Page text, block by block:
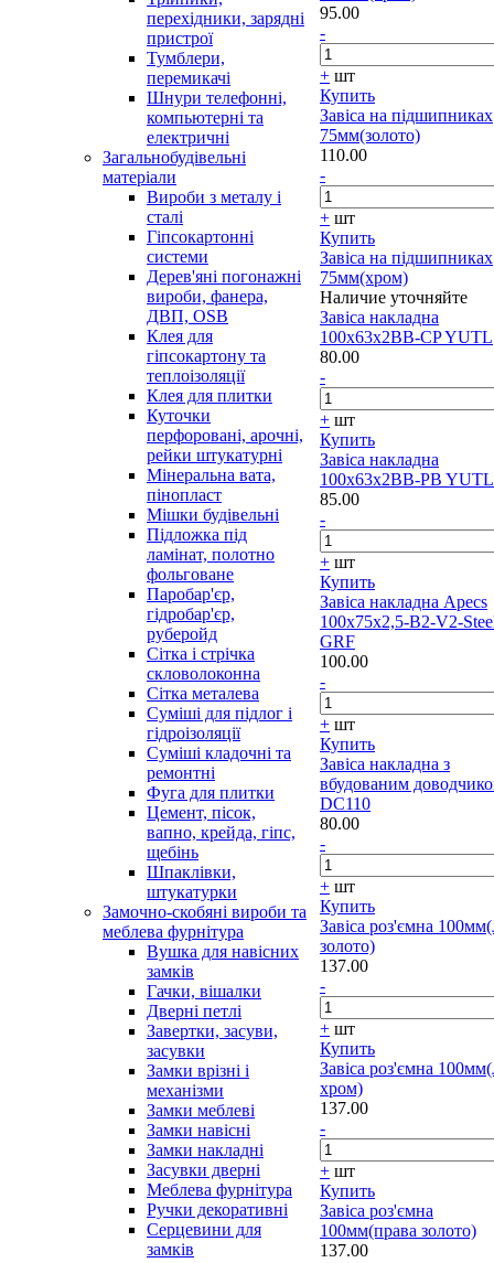
перехідники, зарядні
пристрої
Тумблери,
перемикачі
Шнури телефонні,
компьютерні та
електричні
Загальнобудівельні
матеріали
Вироби з металу і
сталі
Гіпсокартонні
системи
Дерев'яні погонажні
вироби, фанера,
ДВП, OSB
Клея для
гіпсокартону та
теплоізоляції
Клея для плитки
Куточки
перфоровані, арочні,
рейки штукатурні
Мінеральна вата,
пінопласт
Мішки будівельні
Підложка під
ламінат, полотно
фольговане
Паробар'єр,
гідробар'єр,
руберойд
Сітка і стрічка
скловолоконна
Сітка металева
Суміші для підлог і
гідроізоляції
Суміші кладочні та
ремонтні
Фуга для плитки
Цемент, пісок,
вапно, крейда, гіпс,
щебінь
Шпаклівки,
штукатурки
Замочно-скобяні вироби та
меблева фурнітура
Вушка для навісних
замків
Гачки, вішалки
Дверні петлі
Завертки, засуви,
засувки
Замки врізні і
механізми
Замки меблеві
Замки навісні
Замки накладні
Засувки дверні
Меблева фурнітура
Ручки декоративні
Серцевини для
замків
95.00
-
+ шт
Купить
Завіса на підшипниках
75мм(золото)
110.00
-
+ шт
Купить
Завіса на підшипниках
75мм(хром)
Наличие уточняйте
Завіса накладна
100x63x2BB-CP YUTL
80.00
-
+ шт
Купить
Завіса накладна
100x63x2BB-PB YUTL
85.00
-
+ шт
Купить
Завіса накладна Apecs
100x75x2,5-B2-V2-
GRF
100.00
-
+ шт
Купить
Завіса накладна з
вбудованим
DC110
80.00
-
+ шт
Купить
Завіса роз'ємна
золото)
137.00
-
+ шт
Купить
Завіса роз'ємна
хром)
137.00
-
+ шт
Купить
Завіса роз'ємна
100мм(права золото)
137.00